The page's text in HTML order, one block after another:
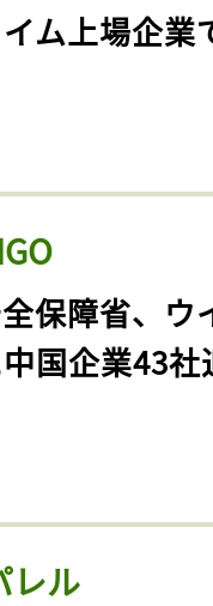
ム上場企業
保障省、ウ
国企業43社
レル